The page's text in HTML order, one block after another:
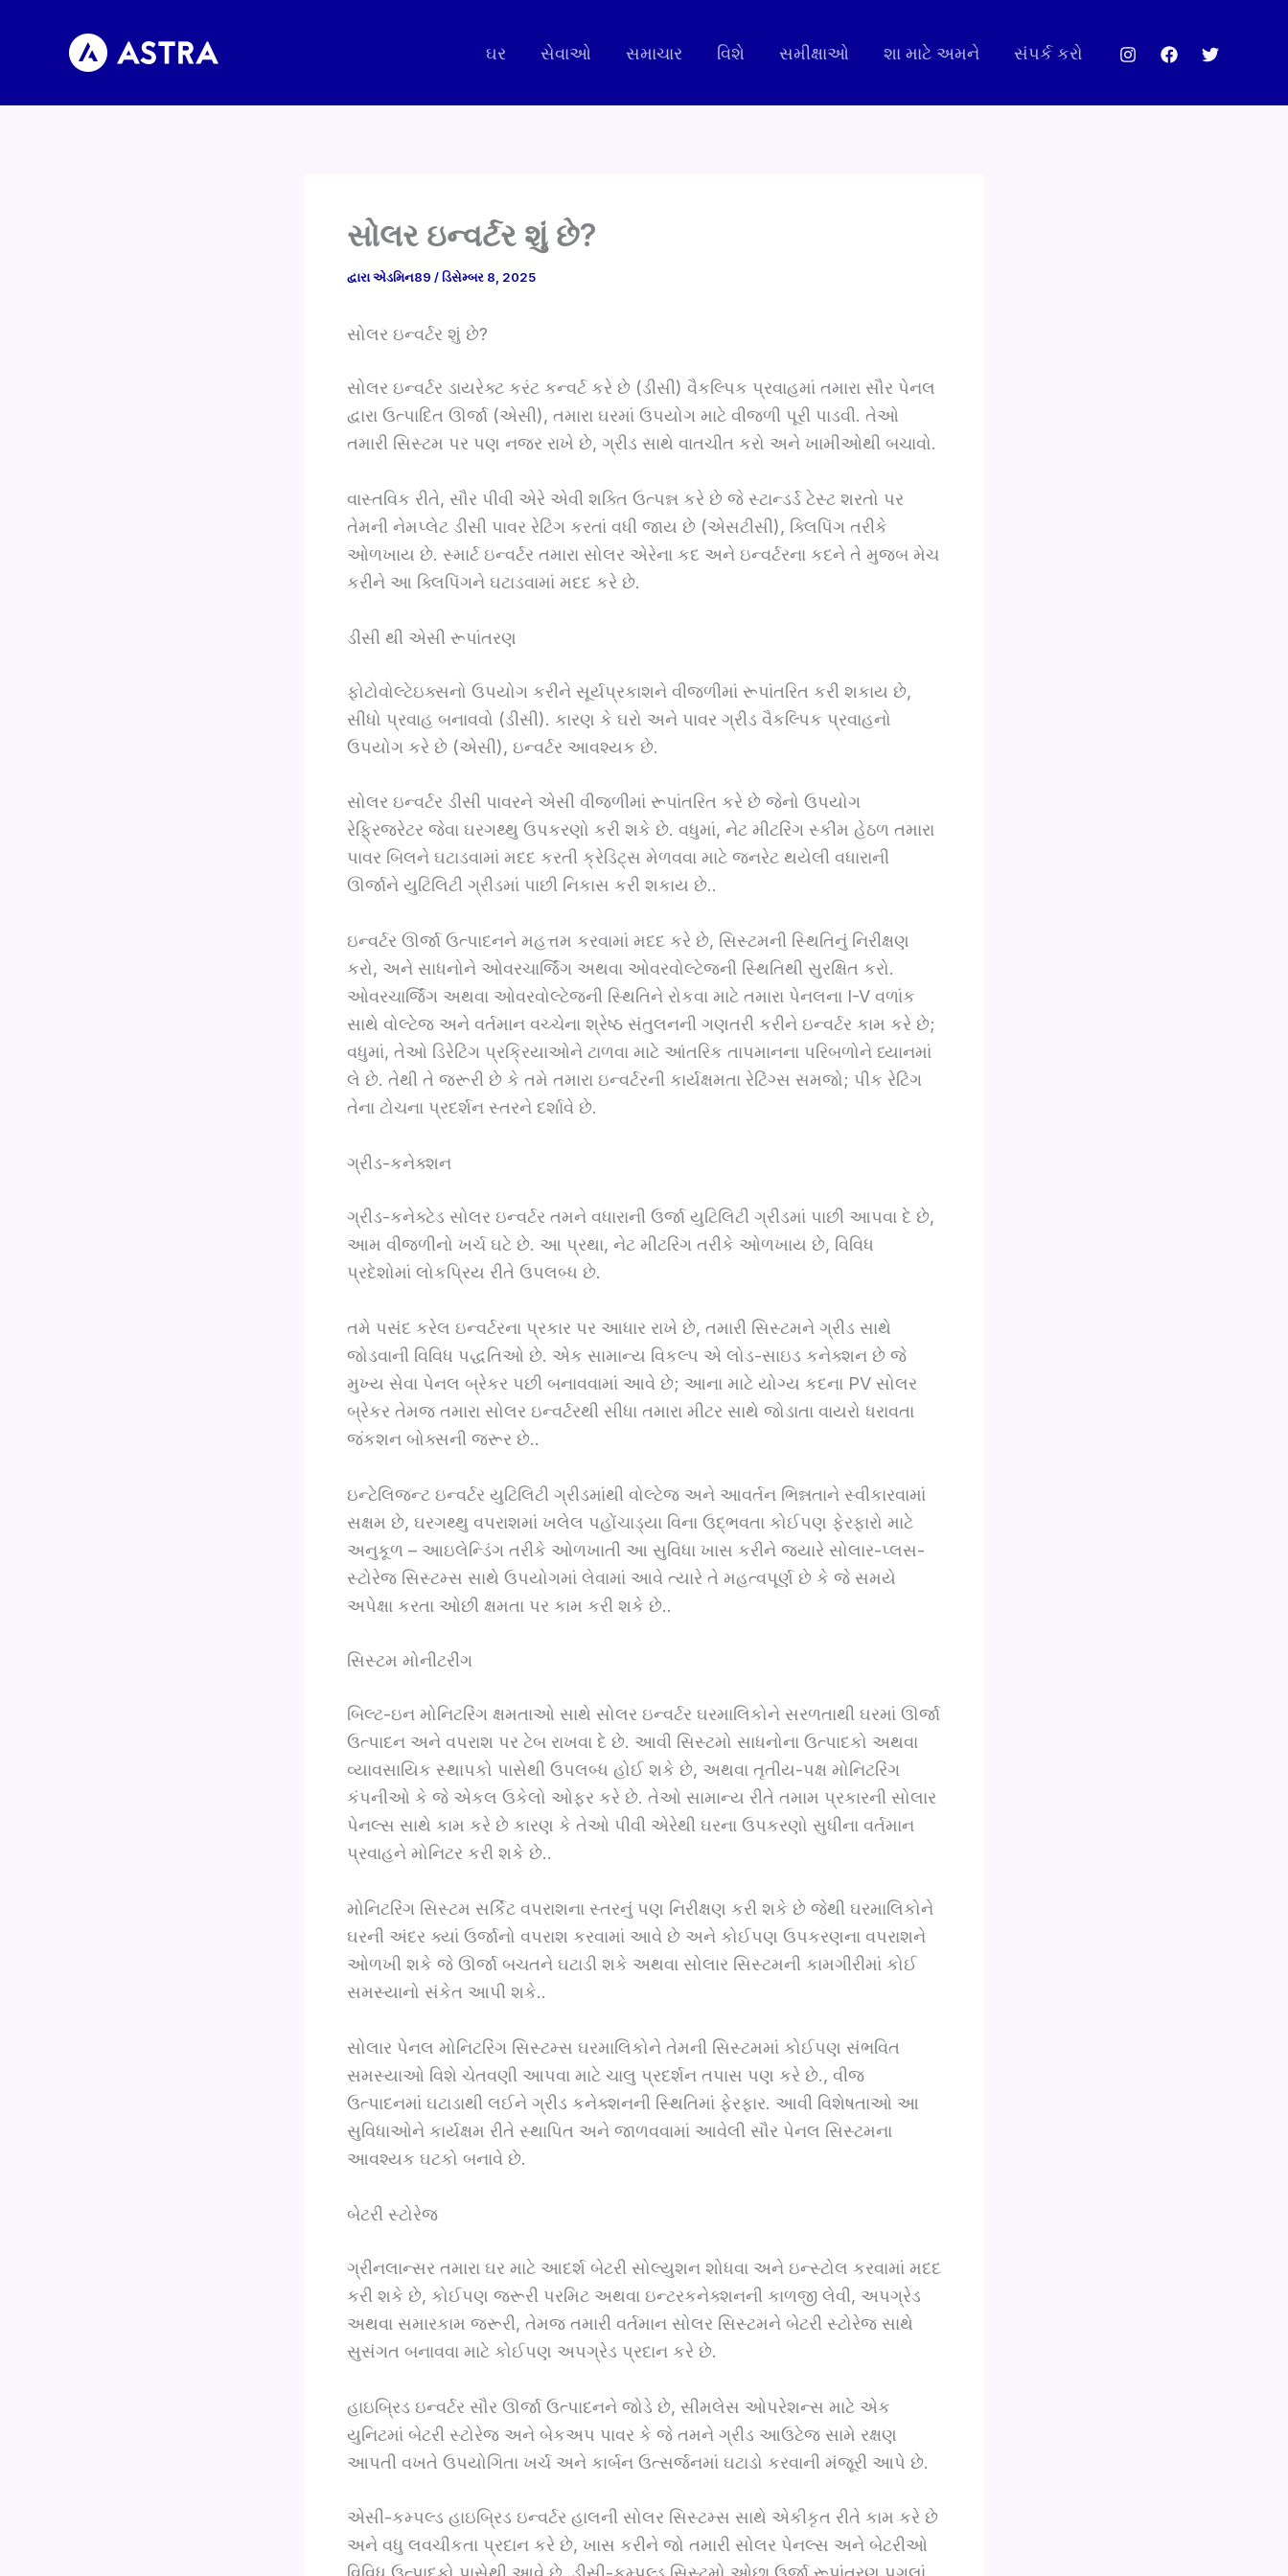
ઘર સેવાઓ સમાચાર વિશે સમીક્ષાઓ શા માટે અમને સંપર્ક કરો
સોલર ઇન્વર્ટર શું છે?
દ્વારાએડમિન89 /ડિસેમ્બર 8, 2025
સોલર ઇન્વર્ટર શું છે?
સોલર ઇન્વર્ટર ડાયરેક્ટ કરંટ કન્વર્ટ કરે છે (ડીસી) વૈકલ્પિક પ્રવાહમાં તમારા સૌર પેનલ
દ્વારા ઉત્પાદિત ઊર્જા (એસી), તમારા ઘરમાં ઉપયોગ માટે વીજળી પૂરી પાડવી. તેઓ
તમારી સિસ્ટમ પર પણ નજર રાખે છે, ગ્રીડ સાથે વાતચીત કરો અને ખામીઓથી બચાવો.
વાસ્તવિક રીતે, સૌર પીવી એરે એવી શક્તિ ઉત્પન્ન કરે છે જે સ્ટાન્ડર્ડ ટેસ્ટ શરતો પર
તેમની નેમપ્લેટ ડીસી પાવર રેટિંગ કરતાં વધી જાય છે (એસટીસી), ક્લિપિંગ તરીકે
ઓળખાય છે. સ્માર્ટ ઇન્વર્ટર તમારા સોલર એરેના કદ અને ઇન્વર્ટરના કદને તે મુજબ મેચ
કરીને આ ક્લિપિંગને ઘટાડવામાં મદદ કરે છે.
ડીસી થી એસી રૂપાંતરણ
ફોટોવોલ્ટેઇક્સનો ઉપયોગ કરીને સૂર્યપ્રકાશને વીજળીમાં રૂપાંતરિત કરી શકાય છે,
સીધો પ્રવાહ બનાવવો (ડીસી). કારણ કે ઘરો અને પાવર ગ્રીડ વૈકલ્પિક પ્રવાહનો
ઉપયોગ કરે છે (એસી), ઇન્વર્ટર આવશ્યક છે.
સોલર ઇન્વર્ટર ડીસી પાવરને એસી વીજળીમાં રૂપાંતરિત કરે છે જેનો ઉપયોગ
રેફ્રિજરેટર જેવા ઘરગથ્થુ ઉપકરણો કરી શકે છે. વધુમાં, નેટ મીટરિંગ સ્કીમ હેઠળ તમારા
પાવર બિલને ઘટાડવામાં મદદ કરતી ક્રેડિટ્સ મેળવવા માટે જનરેટ થયેલી વધારાની
ઊર્જાને યુટિલિટી ગ્રીડમાં પાછી નિકાસ કરી શકાય છે..
ઇન્વર્ટર ઊર્જા ઉત્પાદનને મહત્તમ કરવામાં મદદ કરે છે, સિસ્ટમની સ્થિતિનું નિરીક્ષણ
કરો, અને સાધનોને ઓવરચાર્જિંગ અથવા ઓવરવોલ્ટેજની સ્થિતિથી સુરક્ષિત કરો.
ઓવરચાર્જિંગ અથવા ઓવરવોલ્ટેજની સ્થિતિને રોકવા માટે તમારા પેનલના I-V વળાંક
સાથે વોલ્ટેજ અને વર્તમાન વચ્ચેના શ્રેષ્ઠ સંતુલનની ગણતરી કરીને ઇન્વર્ટર કામ કરે છે;
વધુમાં, તેઓ ડિરેટિંગ પ્રક્રિયાઓને ટાળવા માટે આંતરિક તાપમાનના પરિબળોને ધ્યાનમાં
લે છે. તેથી તે જરૂરી છે કે તમે તમારા ઇન્વર્ટરની કાર્યક્ષમતા રેટિંગ્સ સમજો; પીક રેટિંગ
તેના ટોચના પ્રદર્શન સ્તરને દર્શાવે છે.
ગ્રીડ-કનેક્શન
ગ્રીડ-કનેક્ટેડ સોલર ઇન્વર્ટર તમને વધારાની ઉર્જા યુટિલિટી ગ્રીડમાં પાછી આપવા દે છે,
આમ વીજળીનો ખર્ચ ઘટે છે. આ પ્રથા, નેટ મીટરિંગ તરીકે ઓળખાય છે, વિવિધ
પ્રદેશોમાં લોકપ્રિય રીતે ઉપલબ્ધ છે.
તમે પસંદ કરેલ ઇન્વર્ટરના પ્રકાર પર આધાર રાખે છે, તમારી સિસ્ટમને ગ્રીડ સાથે
જોડવાની વિવિધ પદ્ધતિઓ છે. એક સામાન્ય વિકલ્પ એ લોડ-સાઇડ કનેક્શન છે જે
મુખ્ય સેવા પેનલ બ્રેકર પછી બનાવવામાં આવે છે; આના માટે યોગ્ય કદના PV સોલર
બ્રેકર તેમજ તમારા સોલર ઇન્વર્ટરથી સીધા તમારા મીટર સાથે જોડાતા વાયરો ધરાવતા
જંકશન બોક્સની જરૂર છે..
ઇન્ટેલિજન્ટ ઇન્વર્ટર યુટિલિટી ગ્રીડમાંથી વોલ્ટેજ અને આવર્તન ભિન્નતાને સ્વીકારવામાં
સક્ષમ છે, ઘરગથ્થુ વપરાશમાં ખલેલ પહોંચાડ્યા વિના ઉદ્ભવતા કોઈપણ ફેરફારો માટે
અનુકૂળ – આઇલેન્ડિંગ તરીકે ઓળખાતી આ સુવિધા ખાસ કરીને જ્યારે સોલાર-પ્લસ-
સ્ટોરેજ સિસ્ટમ્સ સાથે ઉપયોગમાં લેવામાં આવે ત્યારે તે મહત્વપૂર્ણ છે કે જે સમયે
અપેક્ષા કરતા ઓછી ક્ષમતા પર કામ કરી શકે છે..
સિસ્ટમ મોનીટરીંગ
બિલ્ટ-ઇન મોનિટરિંગ ક્ષમતાઓ સાથે સોલર ઇન્વર્ટર ઘરમાલિકોને સરળતાથી ઘરમાં ઊર્જા
ઉત્પાદન અને વપરાશ પર ટેબ રાખવા દે છે. આવી સિસ્ટમો સાધનોના ઉત્પાદકો અથવા
વ્યાવસાયિક સ્થાપકો પાસેથી ઉપલબ્ધ હોઈ શકે છે, અથવા તૃતીય-પક્ષ મોનિટરિંગ
કંપનીઓ કે જે એકલ ઉકેલો ઓફર કરે છે. તેઓ સામાન્ય રીતે તમામ પ્રકારની સોલાર
પેનલ્સ સાથે કામ કરે છે કારણ કે તેઓ પીવી એરેથી ઘરના ઉપકરણો સુધીના વર્તમાન
પ્રવાહને મોનિટર કરી શકે છે..
મોનિટરિંગ સિસ્ટમ સર્કિટ વપરાશના સ્તરનું પણ નિરીક્ષણ કરી શકે છે જેથી ઘરમાલિકોને
ઘરની અંદર ક્યાં ઉર્જાનો વપરાશ કરવામાં આવે છે અને કોઈપણ ઉપકરણના વપરાશને
ઓળખી શકે જે ઊર્જા બચતને ઘટાડી શકે અથવા સોલાર સિસ્ટમની કામગીરીમાં કોઈ
સમસ્યાનો સંકેત આપી શકે..
સોલાર પેનલ મોનિટરિંગ સિસ્ટમ્સ ઘરમાલિકોને તેમની સિસ્ટમમાં કોઈપણ સંભવિત
સમસ્યાઓ વિશે ચેતવણી આપવા માટે ચાલુ પ્રદર્શન તપાસ પણ કરે છે., વીજ
ઉત્પાદનમાં ઘટાડાથી લઈને ગ્રીડ કનેક્શનની સ્થિતિમાં ફેરફાર. આવી વિશેષતાઓ આ
સુવિધાઓને કાર્યક્ષમ રીતે સ્થાપિત અને જાળવવામાં આવેલી સૌર પેનલ સિસ્ટમના
આવશ્યક ઘટકો બનાવે છે.
બેટરી સ્ટોરેજ
ગ્રીનલાન્સર તમારા ઘર માટે આદર્શ બેટરી સોલ્યુશન શોધવા અને ઇન્સ્ટોલ કરવામાં મદદ
કરી શકે છે, કોઈપણ જરૂરી પરમિટ અથવા ઇન્ટરકનેક્શનની કાળજી લેવી, અપગ્રેડ
અથવા સમારકામ જરૂરી, તેમજ તમારી વર્તમાન સોલર સિસ્ટમને બેટરી સ્ટોરેજ સાથે
સુસંગત બનાવવા માટે કોઈપણ અપગ્રેડ પ્રદાન કરે છે.
હાઇબ્રિડ ઇન્વર્ટર સૌર ઊર્જા ઉત્પાદનને જોડે છે, સીમલેસ ઓપરેશન્સ માટે એક
યુનિટમાં બેટરી સ્ટોરેજ અને બેકઅપ પાવર કે જે તમને ગ્રીડ આઉટેજ સામે રક્ષણ
આપતી વખતે ઉપયોગિતા ખર્ચ અને કાર્બન ઉત્સર્જનમાં ઘટાડો કરવાની મંજૂરી આપે છે.
એસી-કમ્પલ્ડ હાઇબ્રિડ ઇન્વર્ટર હાલની સોલર સિસ્ટમ્સ સાથે એકીકૃત રીતે કામ કરે છે
અને વધુ લવચીકતા પ્રદાન કરે છે, ખાસ કરીને જો તમારી સોલર પેનલ્સ અને બેટરીઓ